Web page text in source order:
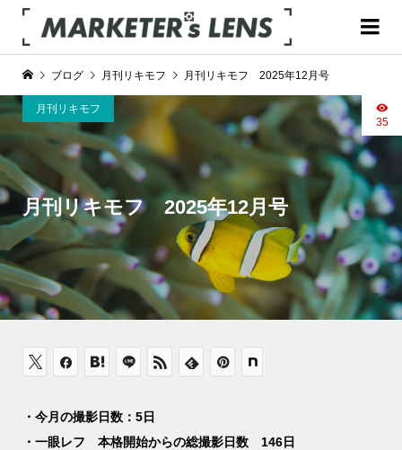
月刊リキモフ 2025年12月号
月刊リキモフ
35
ブログ 月刊リキモフ 月刊リキモフ 2025年12月号
・今月の撮影日数：5日
・一眼レフ 本格開始からの総撮影日数 146日